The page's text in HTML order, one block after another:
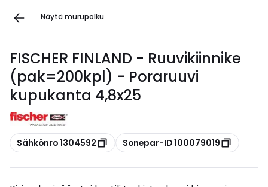
Näytä murupolku
FISCHER FINLAND - Ruuvikiinnike
(pak=200kpl) - Poraruuvi
kupukanta 4,8x25
Kopioi
Sähkönro 1304592 Kopioi
Sonepar-ID 100079019